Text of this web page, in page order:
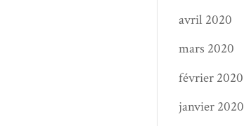
avril 2020
mars 2020
février 2020
janvier 2020